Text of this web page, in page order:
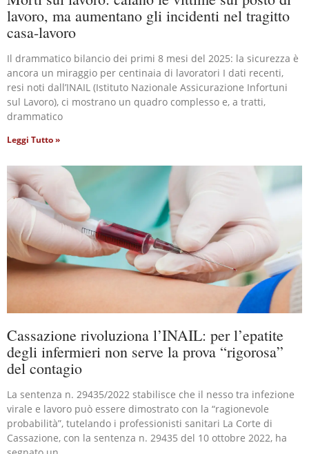
lavoro, ma aumentano gli incidenti nel tragitto
casa-lavoro
Il drammatico bilancio dei primi 8 mesi del 2025: la sicurezza è
ancora un miraggio per centinaia di lavoratori I dati recenti,
resi noti dall’INAIL (Istituto Nazionale Assicurazione Infortuni
sul Lavoro), ci mostrano un quadro complesso e, a tratti,
drammatico
Leggi Tutto »
Cassazione rivoluziona l’INAIL: per l’epatite
degli infermieri non serve la prova “rigorosa”
del contagio
La sentenza n. 29435/2022 stabilisce che il nesso tra infezione
virale e lavoro può essere dimostrato con la “ragionevole
probabilità”, tutelando i professionisti sanitari La Corte di
Cassazione, con la sentenza n. 29435 del 10 ottobre 2022, ha